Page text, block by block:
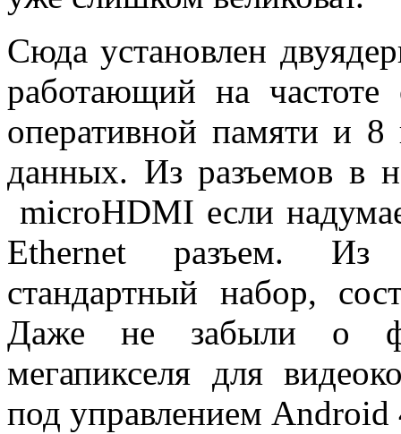
Сюда установлен
работающий на частоте
оперативной памяти и 8
данных. Из разъемов в
microHDMI если
Ethernet разъем. Из
стандартный набор,
Даже не забыли о
мегапикселя для
под управлением Android